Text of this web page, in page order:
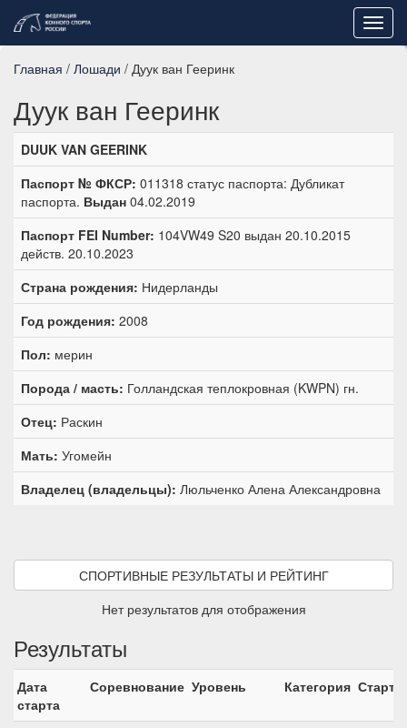
Главная / Лошади / Дуук ван Гееринк
Дуук ван Гееринк
DUUK VAN GEERINK
Паспорт № ФКСР: 011318 статус паспорта: Дубликат
паспорта. Выдан 04.02.2019
Паспорт FEI Number: 104VW49 S20 выдан 20.10.2015
действ. 20.10.2023
Страна рождения: Нидерланды
Год рождения: 2008
Пол: мерин
Порода / масть: Голландская теплокровная (KWPN) гн.
Отец: Раскин
Мать: Угомейн
Владелец (владельцы): Люльченко Алена Александровна
СПОРТИВНЫЕ РЕЗУЛЬТАТЫ И РЕЙТИНГ
Нет результатов для отображения
Результаты
Дата
старта
Соревнование Уровень Категория Старт